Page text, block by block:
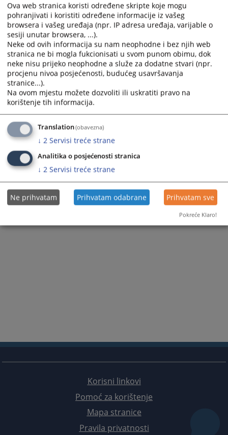
Prateći dokumenti
Odluka o igledu, tehničkim karakteristikama i načinu
nošenja sastavnih dijelova posebne uniforme - svečane
uniforme
Prilog 1
Prilog 2
264PREGLEDA
Korisni linkovi
Pomoć za korištenje
Mapa stranice
Pravila privatnosti
Ova web stranica koristi određene skripte koje mogu
pohranjivati i koristiti određene informacije iz vašeg
browsera i vašeg uređaja (npr. IP adresa uređaja, varijable o
sesiji unutar browsera, ...).
Neke od ovih informacija su nam neophodne i bez njih web
stranica ne bi mogla fukcionisati u svom punom obimu, dok
neke nisu prijeko neophodne a služe za dodatne stvari (npr.
procjenu nivoa posjećenosti, budućeg usavršavanja
stranice...).
Na ovom mjestu možete dozvoliti ili uskratiti pravo na
korištenje tih informacija.
Translation(obavezna)
↓ 2 Servisi treće strane
Analitika o posjećenosti stranica
↓ 2 Servisi treće strane
Ne prihvatam Prihvatam odabrane Prihvatam sve
Pokreće Klaro!